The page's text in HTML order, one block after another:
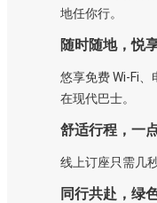
地任你行。
随时随地，悦
悠享免费 Wi-Fi
在现代巴士。
舒适行程，一
线上订座只需几
同行共赴，绿